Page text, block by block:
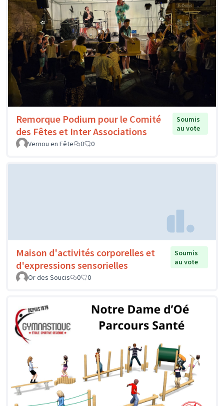
Remorque Podium pour le Comité
des Fêtes et Inter Associations
Soumis
au vote
Vernou en Fête
0 0
Maison d'activités corporelles et
d'expressions sensorielles
Soumis
au vote
Or des Soucis
0 0